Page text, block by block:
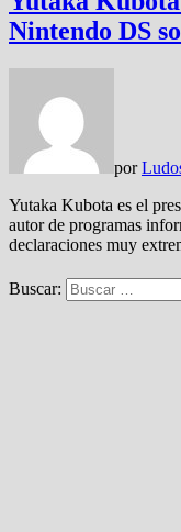
Nintendo DS
por
Yutaka Kubota es el
autor de programas
declaraciones muy
Buscar: